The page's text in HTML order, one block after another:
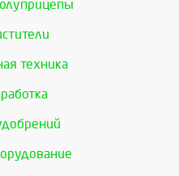
техника